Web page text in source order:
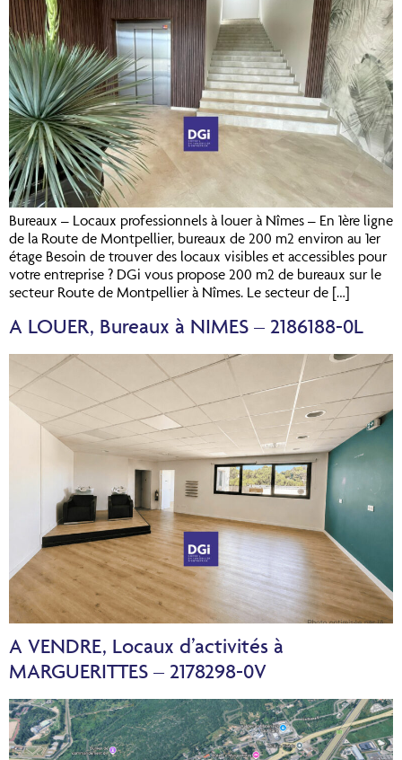
Bureaux – Locaux professionnels à louer à Nîmes – En 1ère ligne
de la Route de Montpellier, bureaux de 200 m2 environ au 1er
étage Besoin de trouver des locaux visibles et accessibles pour
votre entreprise ? DGi vous propose 200 m2 de bureaux sur le
secteur Route de Montpellier à Nîmes. Le secteur de […]
A LOUER, Bureaux à NIMES – 2186188-0L
A VENDRE, Locaux d’activités à
MARGUERITTES – 2178298-0V